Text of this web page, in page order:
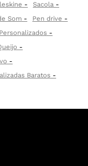
Sacola
Som
Pen drive
Baratos